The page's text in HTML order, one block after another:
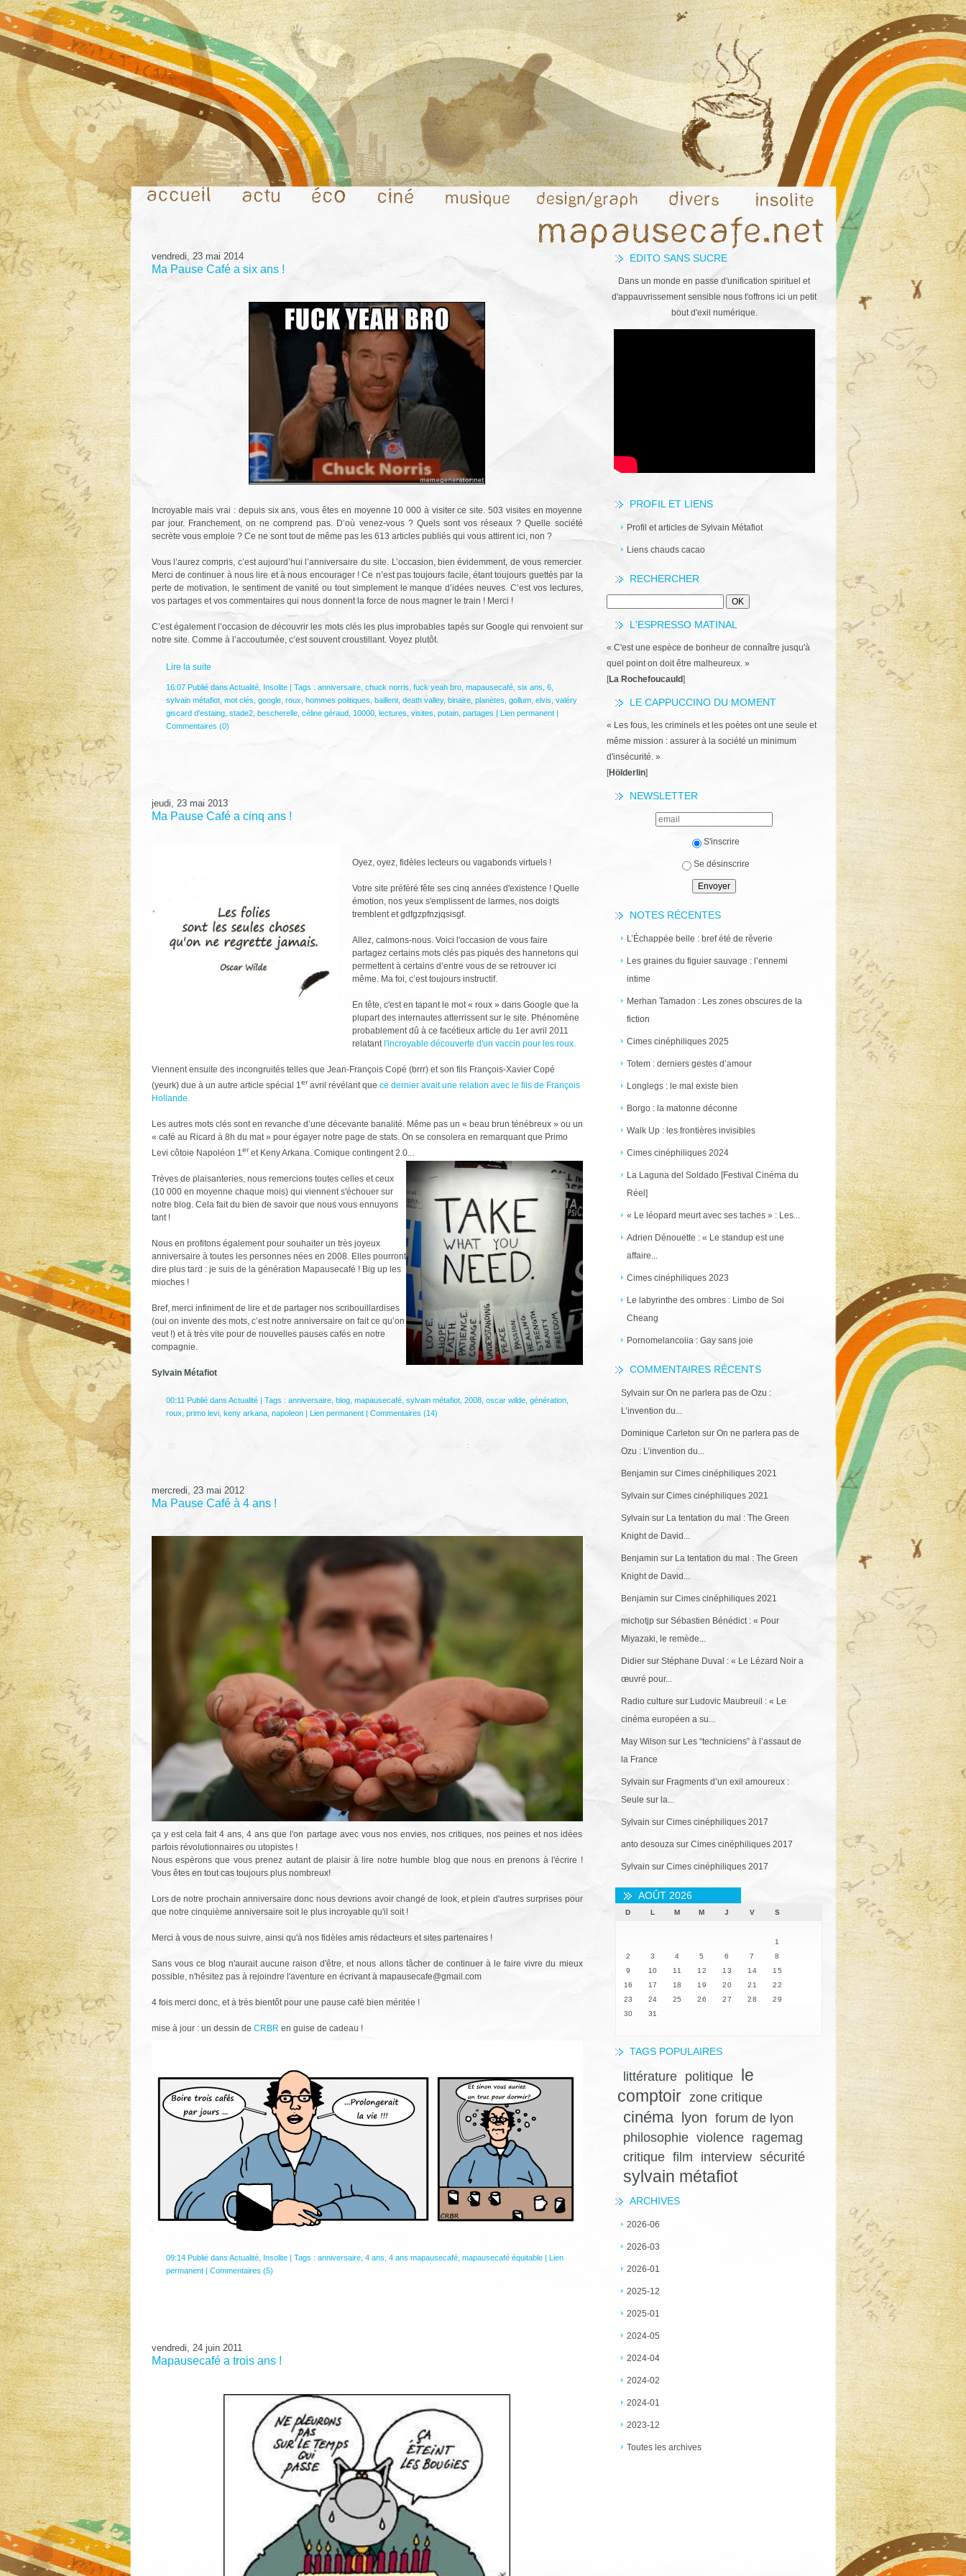
EDITO SANS SUCRE
Dans un monde en passe d'unification spirituel et
d'appauvrissement sensible nous t'offrons ici un petit
bout d'exil numérique.
PROFIL ET LIENS
Profil et articles de Sylvain Métafiot
Liens chauds cacao
RECHERCHER
L'ESPRESSO MATINAL
« C'est une espèce de bonheur de connaître jusqu'à
quel point on doit être malheureux. »
[La Rochefoucauld]
LE CAPPUCCINO DU MOMENT
« Les fous, les criminels et les poètes ont une seule et
même mission : assurer à la société un minimum
d'insécurité. »
[Hölderlin]
NEWSLETTER
S'inscrire
Se désinscrire
NOTES RÉCENTES
L’Échappée belle : bref été de rêverie
Les graines du figuier sauvage : l’ennemi
intime
Merhan Tamadon : Les zones obscures de la
fiction
Cimes cinéphiliques 2025
Totem : derniers gestes d’amour
Longlegs : le mal existe bien
Borgo : la matonne déconne
Walk Up : les frontières invisibles
Cimes cinéphiliques 2024
La Laguna del Soldado [Festival Cinéma du
Réel]
« Le léopard meurt avec ses taches » : Les...
Adrien Dénouette : « Le standup est une
affaire...
Cimes cinéphiliques 2023
Le labyrinthe des ombres : Limbo de Soi
Cheang
Pornomelancolia : Gay sans joie
COMMENTAIRES RÉCENTS
Sylvain sur On ne parlera pas de Ozu :
L’invention du...
Dominique Carleton sur On ne parlera pas de
Ozu : L’invention du...
Benjamin sur Cimes cinéphiliques 2021
Sylvain sur Cimes cinéphiliques 2021
Sylvain sur La tentation du mal : The Green
Knight de David...
Benjamin sur La tentation du mal : The Green
Knight de David...
Benjamin sur Cimes cinéphiliques 2021
michotjpsur Sébastien Bénédict : « Pour
Miyazaki, le remède...
Didiersur Stéphane Duval : « Le Lézard Noir a
œuvré pour...
Radio culture sur Ludovic Maubreuil : « Le
cinéma européen a su...
May Wilson sur Les “techniciens” à l’assaut de
la France
Sylvain sur Fragments d’un exil amoureux :
Seule sur la...
Sylvain sur Cimes cinéphiliques 2017
anto desouzasur Cimes cinéphiliques 2017
Sylvain sur Cimes cinéphiliques 2017
AOÛT 2026
D L M M J V S
1
2
3 4 5 6 7
8
9
10 11 12 13 14
15
16
17 18 19 20 21
22
23
24 25 26 27 28
29
30
31
TAGS POPULAIRES
littérature politique
le
comptoir zone critique
cinéma lyon forum de lyon
philosophie violence
ragemag
critique film interview sécurité
sylvain métafiot
ARCHIVES
2026-06
2026-03
2026-01
2025-12
2025-01
2024-05
2024-04
2024-02
2024-01
2023-12
Toutes les archives
vendredi, 23 mai 2014
Ma Pause Café a six ans !
Incroyable mais vrai : depuis six ans, vous êtes en moyenne 10 000 à visiter ce site. 503 visites en moyenne
par jour. Franchement, on ne comprend pas. D’où venez-vous ? Quels sont vos réseaux ? Quelle société
secrète vous emploie ? Ce ne sont tout de même pas les 613 articles publiés qui vous attirent ici, non ?
Vous l’aurez compris, c’est aujourd’hui l’anniversaire du site. L’occasion, bien évidemment, de vous remercier.
Merci de continuer à nous lire et à nous encourager ! Ce n’est pas toujours facile, étant toujours guettés par la
perte de motivation, le sentiment de vanité ou tout simplement le manque d’idées neuves. C’est vos lectures,
vos partages et vos commentaires qui nous donnent la force de nous magner le train ! Merci !
C’est également l’occasion de découvrir les mots clés les plus improbables tapés sur Google qui renvoient sur
notre site. Comme à l’accoutumée, c’est souvent croustillant. Voyez plutôt.
Lire la suite
16:07 Publié dans Actualité, Insolite| Tags : anniversaire, chuck norris fuck yeah bro, mapausecafé, six ans 6,
sylvain métafiot, mot clés google, roux hommes politiques baillent, death valley, binaire, planètes gollum, elvis valéry
giscard d'estaing, stade2, bescherelle, céline géraud, 10000, lectures visites putain, partages | Lien permanent|
Commentaires (0)
jeudi, 23 mai 2013
Ma Pause Café a cinq ans !
Oyez, oyez, fidèles lecteurs ou vagabonds virtuels !
Votre site préféré fête ses cinq années d'existence ! Quelle
émotion, nos yeux s'emplissent de larmes, nos doigts
tremblent et gdfgzpfnzjqsisgf.
Allez, calmons-nous. Voici l'occasion de vous faire
partagez certains mots clés pas piqués des hannetons qui
permettent à certains d’entre vous de se retrouver ici
même. Ma foi, c’est toujours instructif.
En tête, c'est en tapant le mot « roux » dans Google que la
plupart des internautes atterrissent sur le site. Phénomène
probablement dû à ce facétieux article du 1er avril 2011
relatantl'incroyable découverte d'un vaccin pour les roux.
Viennent ensuite des incongruités telles que Jean-François Copé (brrr) et son fils François-Xavier Copé
(yeurk) due à un autre article spécial 1 eravril révélant que ce dernier avait une relation avec le fils de François
Hollande.
Les autres mots clés sont en revanche d’une décevante banalité. Même pas un « beau brun ténébreux » ou un
« café au Ricard à 8h du mat » pour égayer notre page de stats. On se consolera en remarquant que Primo
Levi côtoie Napoléon 1 eret Keny Arkana. Comique contingent 2.0...
Trèves de plaisanteries, nous remercions toutes celles et ceux
(10 000 en moyenne chaque mois) qui viennent s'échouer sur
notre blog. Cela fait du bien de savoir que nous vous ennuyons
tant !
Nous en profitons également pour souhaiter un très joyeux
anniversaire à toutes les personnes nées en 2008. Elles pourront
dire plus tard : je suis de la génération Mapausecafé ! Big up les
mioches !
Bref, merci infiniment de lire et de partager nos scribouillardises
(oui on invente des mots, c’est notre anniversaire on fait ce qu’on
veut !) et à très vite pour de nouvelles pauses cafés en notre
compagnie.
Sylvain Métafiot
00:11 Publié dans Actualité| Tags : anniversaire, blog, mapausecafé, sylvain métafiot, 2008, oscar wilde, génération,
roux primo levi, keny arkana, napoleon| Lien permanent| Commentaires (14)
mercredi, 23 mai 2012
Ma Pause Café à 4 ans !
ça y est cela fait 4 ans, 4 ans que l'on partage avec vous nos envies, nos critiques, nos peines et nos idées
parfois révolutionnaires ou utopistes !
Nous espèrons que vous prenez autant de plaisir à lire notre humble blog que nous en prenons à l'écrire !
Vous êtes en tout cas toujours plus nombreux!
Lors de notre prochain anniversaire donc nous devrions avoir changé de look, et plein d'autres surprises pour
que notre cinquième anniversaire soit le plus incroyable qu'il soit !
Merci à vous de nous suivre, ainsi qu'à nos fidèles amis rédacteurs et sites partenaires !
Sans vous ce blog n'aurait aucune raison d'être, et nous allons tâcher de continuer à le faire vivre du mieux
possible, n'hésitez pas à rejoindre l'aventure en écrivant à mapausecafe@gmail.com
4 fois merci donc, et à très bientôt pour une pause café bien méritée !
mise à jour : un dessin de CRBR en guise de cadeau !
09:14 Publié dans Actualité, Insolite| Tags : anniversaire, 4 ans 4 ans mapausecafé, mapausecafé équitable|
Lien
permanent| Commentaires (5)
vendredi, 24 juin 2011
Mapausecafé a trois ans !